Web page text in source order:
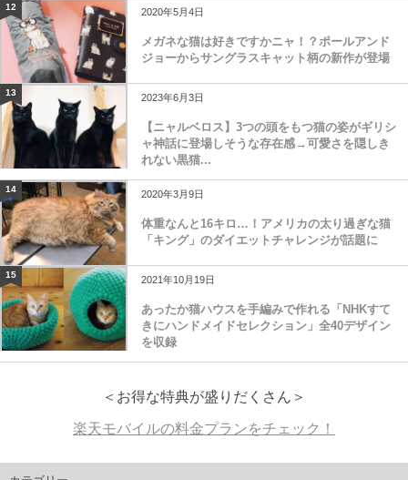
12 2020年5月4日
メガネな猫は好きですかニャ！？ポールアンド
ジョーからサングラスキャット柄の新作が登場
13 2023年6月3日
【ニャルベロス】3つの頭をもつ猫の姿がギリシ
ャ神話に登場しそうな存在感→可愛さを隠しき
れない黒猫...
14 2020年3月9日
体重なんと16キロ…！アメリカの太り過ぎな猫
「キング」のダイエットチャレンジが話題に
15 2021年10月19日
あったか猫ハウスを手編みで作れる「NHKすて
きにハンドメイドセレクション」全40デザイン
を収録
＜お得な特典が盛りだくさん＞
楽天モバイルの料金プランをチェック！